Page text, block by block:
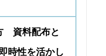
資料配布と
時性を活かし